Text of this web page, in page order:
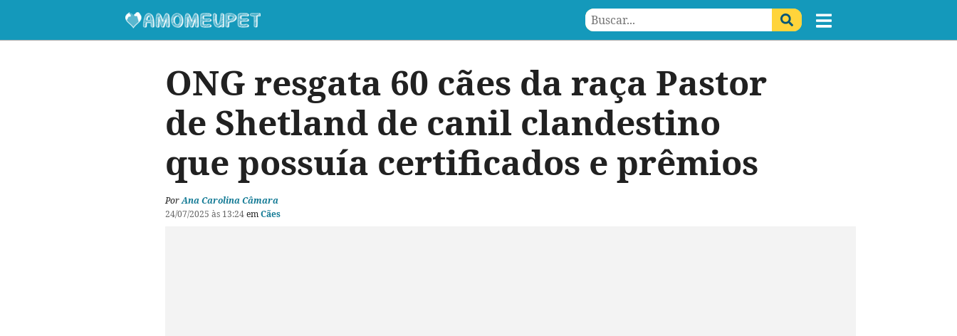
ONG resgata 60 cães da raça Pastor
de Shetland de canil clandestino
que possuía certificados e prêmios
PorAna Carolina Câmara
24/07/2025 às 13:24emCães